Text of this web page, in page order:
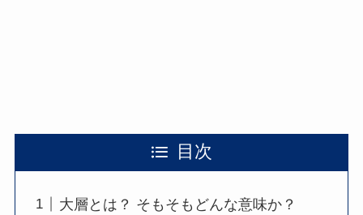
目次
大層とは？ そもそもどんな意味か？